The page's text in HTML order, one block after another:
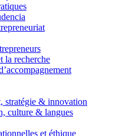
la recherche
stratégie & innovation
culture & langues
et éthique